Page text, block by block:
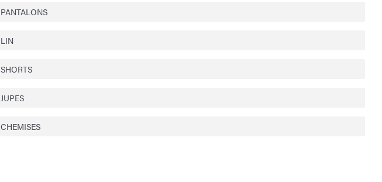
PANTALONS
LIN
SHORTS
JUPES
CHEMISES